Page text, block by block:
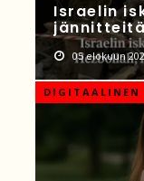
Israelin
05 elokuun
DIGITAALINEN